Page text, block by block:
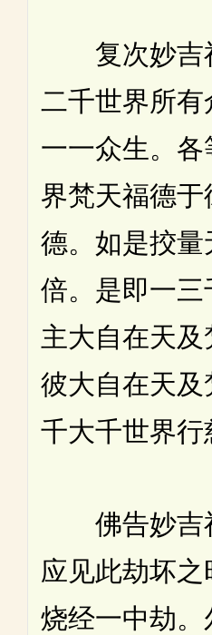
复次妙吉
二千世界所有
一一众生。
界梵天福德于
德。如是挍量
倍。是即一三
主大自在天及
彼大自在天及
千大千世界行
佛告妙吉
应见此劫坏
烧经一中劫。